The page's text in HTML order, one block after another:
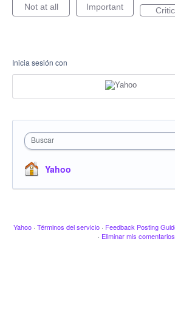
Not at all Important
Inicia sesión con
Buscar
Yahoo
Yahoo · Términos del servicio · Feedback Posting
· Eliminar mis comentarios